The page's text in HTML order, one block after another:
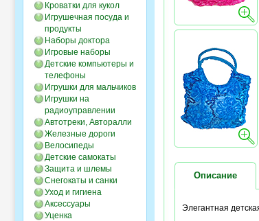
Кроватки для кукол
Игрушечная посуда и
продукты
Наборы доктора
Игровые наборы
Детские компьютеры и
телефоны
Игрушки для мальчиков
Игрушки на
радиоуправлении
Автотреки, Авторалли
Железные дороги
Велосипеды
Детские самокаты
Защита и шлемы
Снегокаты и санки
Уход и гигиена
Аксессуары
Уценка
Описание
Элегантная